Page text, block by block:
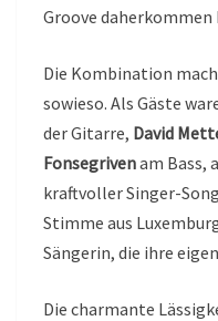
Groove daherkommen
Die Kombination
sowieso. Als Gäste
der Gitarre, David
Fonsegrivenam Bass,
kraftvoller Singer-
Stimme aus
Sängerin, die ihre
Die charmante